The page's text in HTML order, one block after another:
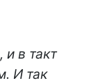
и в такт
И так